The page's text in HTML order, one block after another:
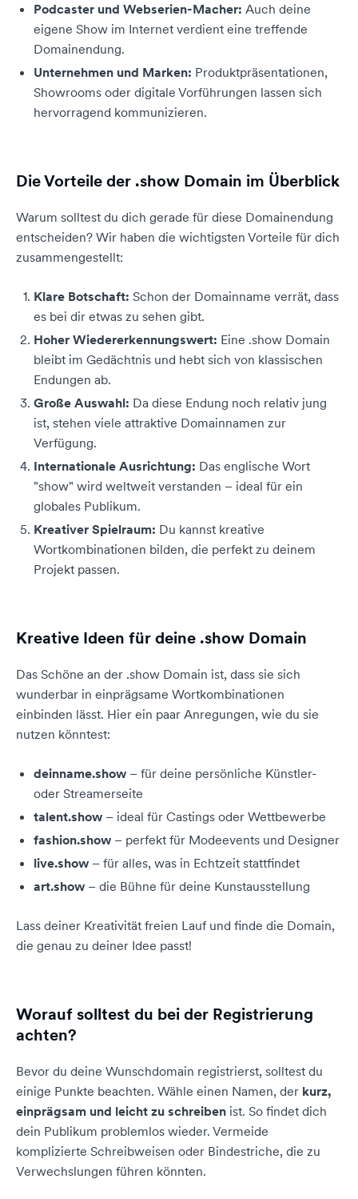
Podcaster und Webserien-Macher: Auch deine
eigene Show im Internet verdient eine treffende
Domainendung.
Unternehmen und Marken: Produktpräsentationen,
Showrooms oder digitale Vorführungen lassen sich
hervorragend kommunizieren.
Die Vorteile der .show Domain im Überblick
Warum solltest du dich gerade für diese Domainendung
entscheiden? Wir haben die wichtigsten Vorteile für dich
zusammengestellt:
Klare Botschaft: Schon der Domainname verrät, dass
es bei dir etwas zu sehen gibt.
Hoher Wiedererkennungswert: Eine .show Domain
bleibt im Gedächtnis und hebt sich von klassischen
Endungen ab.
Große Auswahl: Da diese Endung noch relativ jung
ist, stehen viele attraktive Domainnamen zur
Verfügung.
Internationale Ausrichtung: Das englische Wort
"show" wird weltweit verstanden – ideal für ein
globales Publikum.
Kreativer Spielraum: Du kannst kreative
Wortkombinationen bilden, die perfekt zu deinem
Projekt passen.
Kreative Ideen für deine .show Domain
Das Schöne an der .show Domain ist, dass sie sich
wunderbar in einprägsame Wortkombinationen
einbinden lässt. Hier ein paar Anregungen, wie du sie
nutzen könntest:
deinname.show – für deine persönliche Künstler-
oder Streamerseite
talent.show – ideal für Castings oder Wettbewerbe
fashion.show – perfekt für Modeevents und Designer
live.show – für alles, was in Echtzeit stattfindet
art.show – die Bühne für deine Kunstausstellung
Lass deiner Kreativität freien Lauf und finde die Domain,
die genau zu deiner Idee passt!
Worauf solltest du bei der Registrierung
achten?
Bevor du deine Wunschdomain registrierst, solltest du
einige Punkte beachten. Wähle einen Namen, der kurz,
einprägsam und leicht zu schreiben ist. So findet dich
dein Publikum problemlos wieder. Vermeide
komplizierte Schreibweisen oder Bindestriche, die zu
Verwechslungen führen könnten.